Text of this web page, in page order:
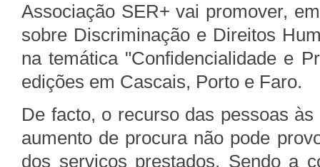
Associação SER+ vai promover,
sobre Discriminação e Direitos
na temática "Confidencialidade e
edições em Cascais, Porto e Faro.
De facto, o recurso das pessoas
aumento de procura não pode
dos serviços prestados. Sendo a